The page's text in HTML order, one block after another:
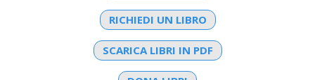
RICHIEDI UN LIBRO
SCARICA LIBRI IN PDF